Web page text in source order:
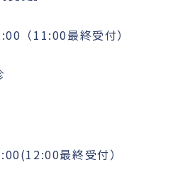
（11:00最終受付）
最終受付）